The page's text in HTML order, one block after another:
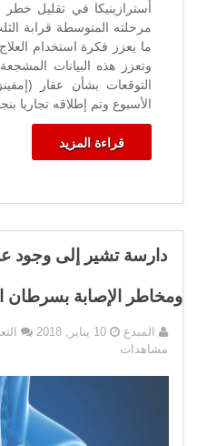
أسترازينيكا في تقليل
مرحلته المتوسطة قرابة
ما يعزز فكرة استخدام
وتعزز هذه البيانات
التوقعات بشأن عقار
الأسبوع وتم إطلاقه تجاريا
قراءة المزيد
دارسة تشير إلى وجود
ومخاطر الإصابة بسرطان
المبدع 10 يناير, 2018
مشاهدات